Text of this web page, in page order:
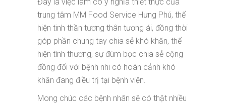
Đây là việc làm có ý nghĩa thiết thực của
trung tâm MM Food Service Hưng Phú, thể
hiện tinh thần tương thân tương ái, đồng thời
góp phần chung tay chia sẻ khó khăn, thể
hiện tình thương, sự đùm bọc chia sẻ cộng
đồng đối với bệnh nhi có hoàn cảnh khó
khăn đang điều trị tại bệnh viện.
Mong chúc các bệnh nhân sẽ có thật nhiều